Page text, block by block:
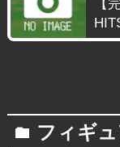
【
folder フィギ